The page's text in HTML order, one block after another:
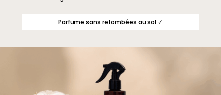
Parfume sans retombées au sol ✓